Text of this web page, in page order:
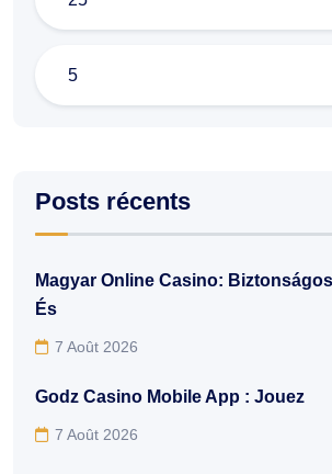
5
Posts récents
Magyar Online Casino:
És
7 Août 2026
Godz Casino Mobile App : Jouez
7 Août 2026